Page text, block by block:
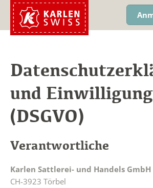
und Einwilligung
(DSGVO)
Verantwortliche
Karlen Sattlerei- und Handels GmbH
CH-3923 Törbel